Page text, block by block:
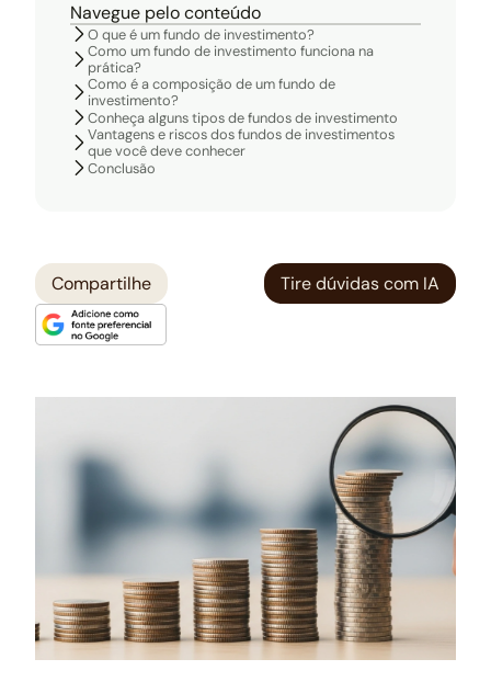
Navegue pelo conteúdo
O que é um fundo de investimento?
Como um fundo de investimento funciona na
prática?
Como é a composição de um fundo de
investimento?
Conheça alguns tipos de fundos de investimento
Vantagens e riscos dos fundos de investimentos
que você deve conhecer
Conclusão
Compartilhe Tire dúvidas com IA